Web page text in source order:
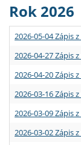
Rok 2026
2026-05-04 Zápis
2026-04-27 Zápis
2026-04-20 Zápis
2026-03-16 Zápis
2026-03-09 Zápis
2026-03-02 Zápis